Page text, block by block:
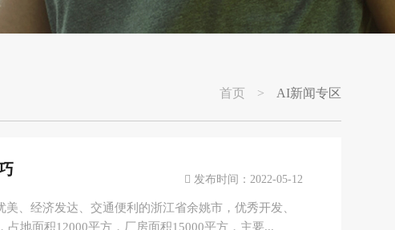
首页 > AI新闻专区
发布时间：2022-05-12
、经济发达、交通便利的浙江省余姚市，优秀开发、
地面积12000平方，厂房面积15000平方，主要...